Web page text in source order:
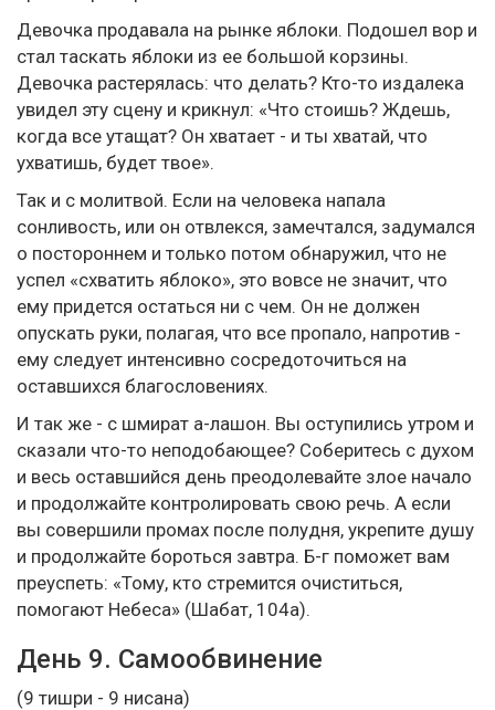
Девочка продавала на рынке яблоки. Подошел вор и
стал таскать яблоки из ее большой корзины.
Девочка растерялась: что делать? Кто-то издалека
увидел эту сцену и крикнул: «Что стоишь? Ждешь,
когда все утащат? Он хватает - и ты хватай, что
ухватишь, будет твое».
Так и с молитвой. Если на человека напала
сонливость, или он отвлекся, замечтался, задумался
о постороннем и только потом обнаружил, что не
успел «схватить яблоко», это вовсе не значит, что
ему придется остаться ни с чем. Он не должен
опускать руки, полагая, что все пропало, напротив -
ему следует интенсивно сосредоточиться на
оставшихся благословениях.
И так же - с шмират а-лашон. Вы оступились утром и
сказали что-то неподобающее? Соберитесь с духом
и весь оставшийся день преодолевайте злое начало
и продолжайте контролировать свою речь. А если
вы совершили промах после полудня, укрепите душу
и продолжайте бороться завтра. Б-г поможет вам
преуспеть: «Тому, кто стремится очиститься,
помогают Небеса» (Шабат, 104а).
День 9. Самообвинение
(9 тишри - 9 нисана)